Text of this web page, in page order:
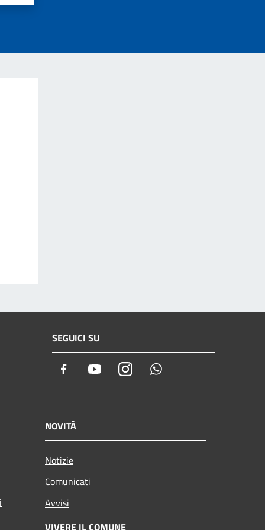
SEGUICI SU
Facebook YoutubeInstagram
NOVITÀ
Notizie
Comunicati
Avvisi
VIVERE IL COMUNE